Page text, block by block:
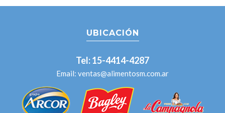
UBICACIÓN
Tel: 15-4414-4287
Email: ventas@alimentosm.com.ar